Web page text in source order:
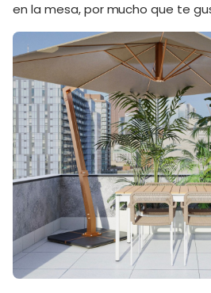
en la mesa, por mucho que te